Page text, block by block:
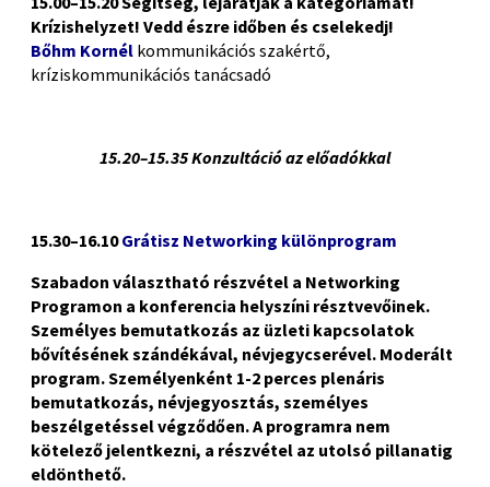
Krízishelyzet! Vedd észre időben és cselekedj!
Bőhm Kornél kommunikációs szakértő,
kríziskommunikációs tanácsadó
15.20–15.35 Konzultáció az előadókkal
15.30–16.10Grátisz Networking különprogram
Szabadon választható részvétel a Networking
Programon a konferencia helyszíni résztvevőinek.
Személyes bemutatkozás az üzleti kapcsolatok
bővítésének szándékával, névjegycserével. Moderált
program. Személyenként 1-2 perces plenáris
bemutatkozás, névjegyosztás, személyes
beszélgetéssel végződően. A programra nem
kötelező jelentkezni, a részvétel az utolsó pillanatig
eldönthető.